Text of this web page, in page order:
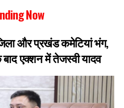
Now
और प्रखंड कमेटियां भंग,
बाद एक्शन में तेजस्वी यादव